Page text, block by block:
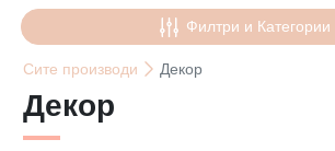
Филтри и Категории
Сите производи Декор
Декор